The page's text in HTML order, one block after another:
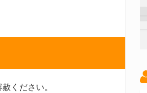
ください。